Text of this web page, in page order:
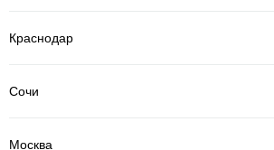
Краснодар
Сочи
Москва